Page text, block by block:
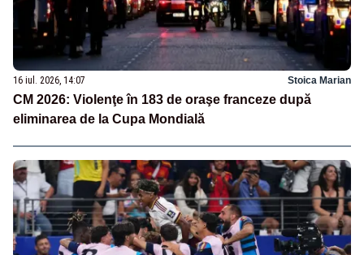
16 iul. 2026, 14:07 Stoica Marian
CM 2026: Violenţe în 183 de oraşe franceze după
eliminarea de la Cupa Mondială